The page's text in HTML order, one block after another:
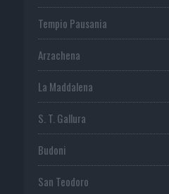
Tempio Pausania
Arzachena
La Maddalena
S. T. Gallura
Budoni
San Teodoro